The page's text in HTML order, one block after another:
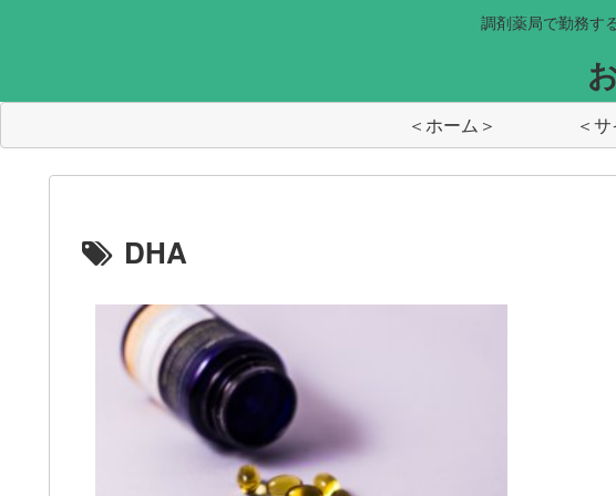
調剤薬局で勤務す
＜ホーム＞ ＜
DHA